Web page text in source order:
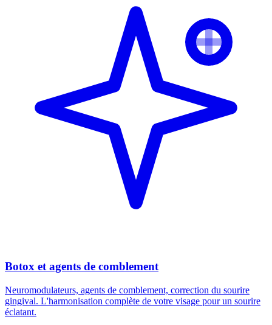
Botox et agents de comblement
Neuromodulateurs, agents de comblement, correction du sourire
gingival. L'harmonisation complète de votre visage pour un sourire
éclatant.